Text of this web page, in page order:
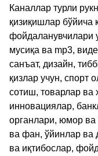
Каналлар турли
қизиқишлар бўйича
фойдаланувчилари
мусиқа ва mp3,
санъат, дизайн,
қизлар учун, спорт
сотиш, товарлар ва
инновациялар,
органлари, юмор ва
ва фан, ўйинлар ва
ва иқтибослар,